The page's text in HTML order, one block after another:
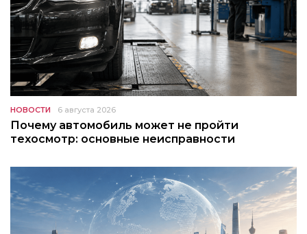
НОВОСТИ 6 августа 2026
Почему автомобиль может не пройти
техосмотр: основные неисправности